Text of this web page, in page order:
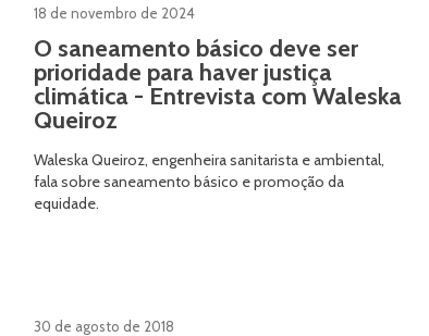
18 de novembro de 2024
O saneamento básico deve ser
prioridade para haver justiça
climática - Entrevista com Waleska
Queiroz
Waleska Queiroz, engenheira sanitarista e ambiental,
fala sobre saneamento básico e promoção da
equidade.
30 de agosto de 2018